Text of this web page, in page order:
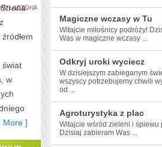
UŻYWANE
świat
w
More ]
Magiczne wczasy w Tu
Witajcie miłośnicy ‍podróży!
Was ⁢w magiczne wczasy ...
Odkryj uroki wyciecz
W dzisiejszym ​zabieganym
wszyscy potrzebujemy chwili
⁣od ...
Agroturystyka z plac
Witajcie wśród zieleni i śpiewu
Dzisiaj zabieram Was ...